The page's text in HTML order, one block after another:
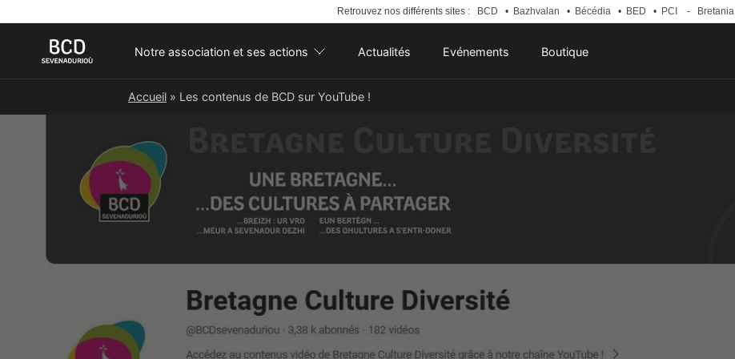
Retrouvez nos différents sites : BCD • Bazhvalan • Bécédia • BED • PCI - Bretania
Notre association et ses actions Actualités Evénements Boutique
Accueil » Les contenus de BCD sur YouTube !